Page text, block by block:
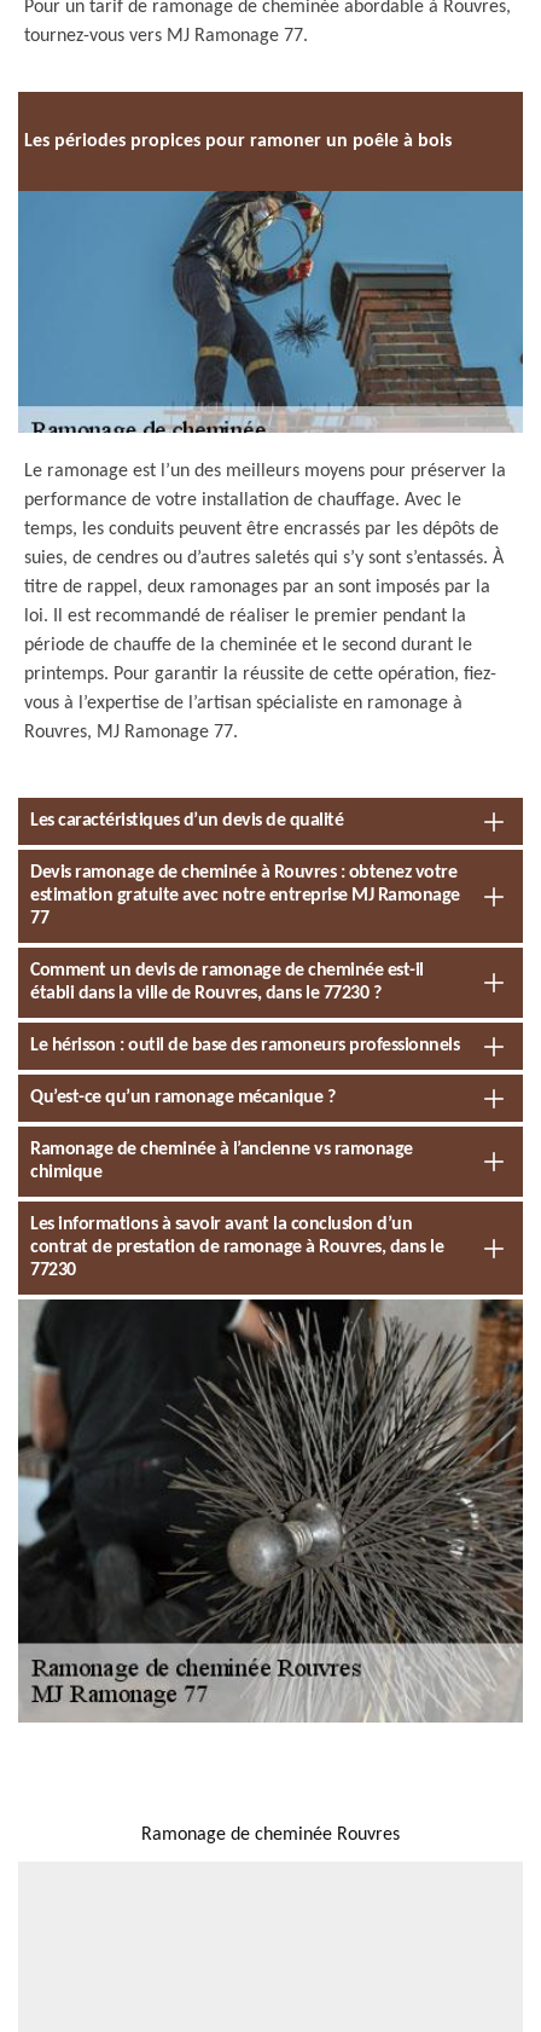
Pour un tarif de ramonage de cheminée abordable à Rouvres,
tournez-vous vers MJ Ramonage 77.
Les périodes propices pour ramoner un poêle à bois
Le ramonage est l’un des meilleurs moyens pour préserver la
performance de votre installation de chauffage. Avec le
temps, les conduits peuvent être encrassés par les dépôts de
suies, de cendres ou d’autres saletés qui s’y sont s’entassés. À
titre de rappel, deux ramonages par an sont imposés par la
loi. Il est recommandé de réaliser le premier pendant la
période de chauffe de la cheminée et le second durant le
printemps. Pour garantir la réussite de cette opération, fiez-
vous à l’expertise de l’artisan spécialiste en ramonage à
Rouvres, MJ Ramonage 77.
Les caractéristiques d’un devis de qualité
Devis ramonage de cheminée à Rouvres : obtenez votre
estimation gratuite avec notre entreprise MJ Ramonage
77
Comment un devis de ramonage de cheminée est-il
établi dans la ville de Rouvres, dans le 77230 ?
Le hérisson : outil de base des ramoneurs professionnels
Qu’est-ce qu’un ramonage mécanique ?
Ramonage de cheminée à l’ancienne vs ramonage
chimique
Les informations à savoir avant la conclusion d’un
contrat de prestation de ramonage à Rouvres, dans le
77230
Ramonage de cheminée Rouvres